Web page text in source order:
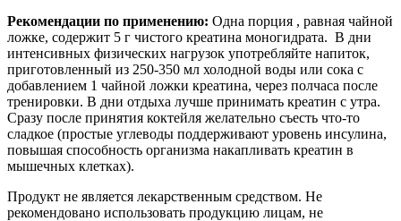
Рекомендации по применению: Одна порция , равная чайной
ложке, содержит 5 г чистого креатина моногидрата. В дни
интенсивных физических нагрузок употребляйте напиток,
приготовленный из 250-350 мл холодной воды или сока с
добавлением 1 чайной ложки креатина, через полчаса после
тренировки. В дни отдыха лучше принимать креатин с утра.
Сразу после принятия коктейля желательно съесть что-то
сладкое (простые углеводы поддерживают уровень инсулина,
повышая способность организма накапливать креатин в
мышечных клетках).
Продукт не является лекарственным средством. Не
рекомендовано использовать продукцию лицам, не